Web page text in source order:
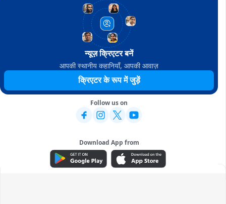
न्यूज़ क्रिएटर बनें
आपकी स्थानीय कहानियाँ, आपकी आवाज़
क्रिएटर के रूप में जुड़ें
Follow us on
Download App from
ADVERTISEMENT